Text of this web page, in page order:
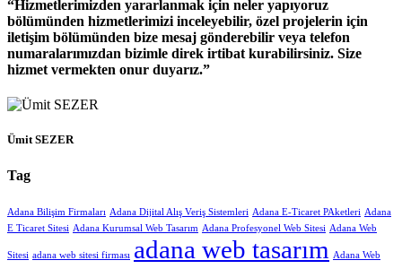
Hizmetlerimizden yararlanmak için neler yapıyoruz
bölümünden hizmetlerimizi inceleyebilir, özel projelerin için
iletişim bölümünden bize mesaj gönderebilir veya telefon
numaralarımızdan bizimle direk irtibat kurabilirsiniz. Size
hizmet vermekten onur duyarız.
Ümit SEZER
Tag
Adana Bilişim Firmaları Adana Dijital Alış Veriş Sistemleri Adana E-Ticaret PAketleri Adana
E Ticaret Sitesi Adana Kurumsal Web Tasarım Adana Profesyonel Web Sitesi Adana Web
Sitesi adana web sitesi firması adana web tasarım
Adana Web